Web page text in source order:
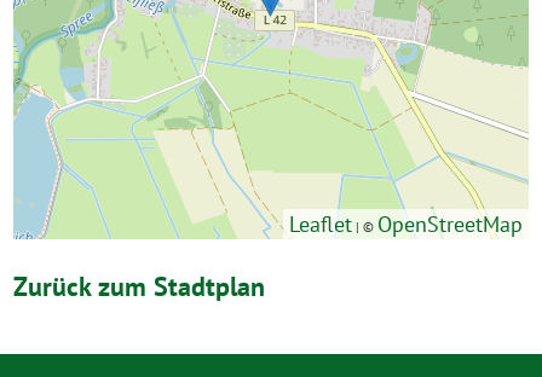
Leaflet| © OpenStreetMap
Zurück zum Stadtplan